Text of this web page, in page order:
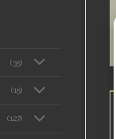
(35)
(15)
(127)